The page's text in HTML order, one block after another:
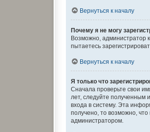
Вернуться к началу
Почему я не могу
Возможно, администратор
пытаетесь
Вернуться к началу
Я только что
Сначала проверьте свои
лет, следуйте полученным
входа в систему. Эта
получено, то возможно,
администратором.